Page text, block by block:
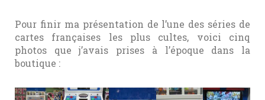
Pour finir ma présentation de l’une des séries de
cartes françaises les plus cultes, voici cinq
photos que j’avais prises à l’époque dans la
boutique :